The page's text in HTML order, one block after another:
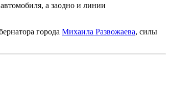
а заодно и линии
города Михаила Развожаева, силы